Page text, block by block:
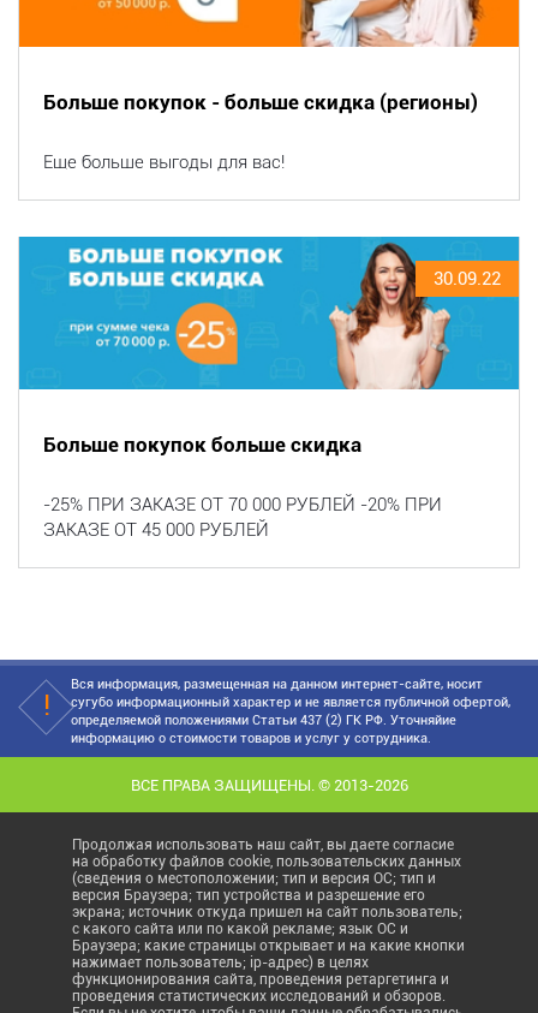
Больше покупок - больше скидка (регионы)
Еще больше выгоды для вас!
30.09.22
Больше покупок больше скидка
-25% ПРИ ЗАКАЗЕ ОТ 70 000 РУБЛЕЙ -20% ПРИ
ЗАКАЗЕ ОТ 45 000 РУБЛЕЙ
Вся информация, размещенная на данном интернет-сайте, носит
сугубо информационный характер и не является публичной офертой,
определяемой положениями Статьи 437 (2) ГК РФ. Уточняйие
информацию о стоимости товаров и услуг у сотрудника.
ВСЕ ПРАВА ЗАЩИЩЕНЫ. © 2013-2026
Продолжая использовать наш сайт, вы даете согласие
на обработку файлов cookie, пользовательских данных
(сведения о местоположении; тип и версия ОС; тип и
версия Браузера; тип устройства и разрешение его
экрана; источник откуда пришел на сайт пользователь;
с какого сайта или по какой рекламе; язык ОС и
Браузера; какие страницы открывает и на какие кнопки
нажимает пользователь; ip-адрес) в целях
функционирования сайта, проведения ретаргетинга и
проведения статистических исследований и обзоров.